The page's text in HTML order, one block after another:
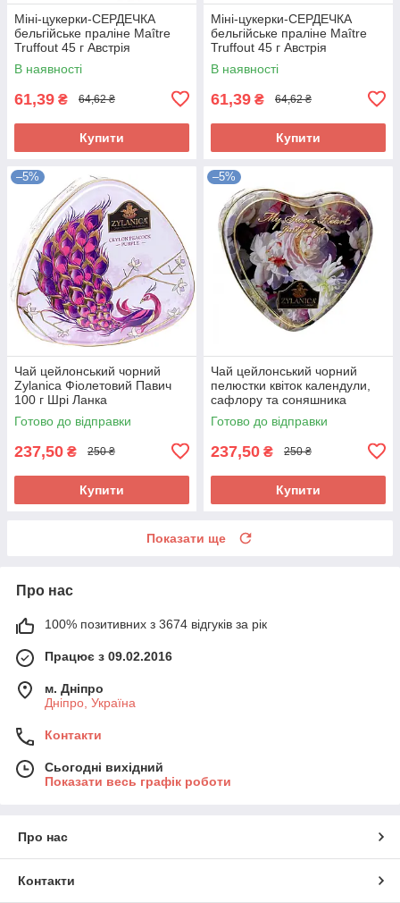
Міні-цукерки-СЕРДЕЧКА
бельгійське праліне Maître
Truffout 45 г Австрія
В наявності
61,39 ₴ 64,62 ₴
Купити
Міні-цукерки-СЕРДЕЧКА
бельгійське праліне Maître
Truffout 45 г Австрія
В наявності
61,39 ₴ 64,62 ₴
Купити
–5%
Чай цейлонський чорний
Zylanica Фіолетовий Павич
100 г Шрі Ланка
Готово до відправки
237,50 ₴ 250 ₴
Купити
–5%
Чай цейлонський чорний
пелюстки квіток календули,
сафлору та соняшника
Zylanica 100 г Шрі Ланка
Готово до відправки
237,50 ₴ 250 ₴
Купити
Показати ще
Про нас
100% позитивних з 3674 відгуків за рік
Працює з 09.02.2016
м. Дніпро
Дніпро, Україна
Контакти
Сьогодні вихідний
Показати весь графік роботи
Про нас
Контакти